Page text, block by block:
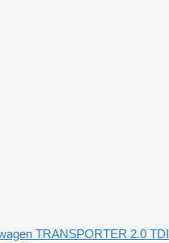
TRANSPORTER 2.0 TDI